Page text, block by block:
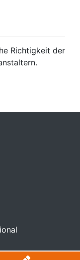
Richtigkeit der
nach oben